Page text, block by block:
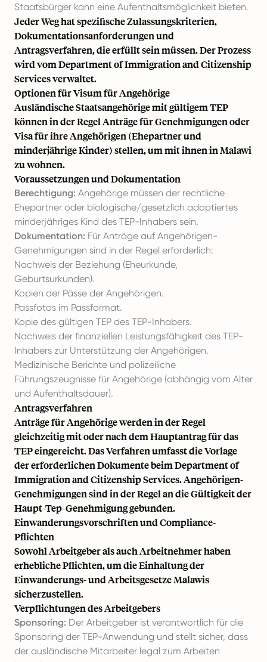
Staatsbürger kann eine Aufenthaltsmöglichkeit bieten.
Jeder Weg hat spezifische Zulassungskriterien,
Dokumentationsanforderungen und
Antragsverfahren, die erfüllt sein müssen. Der Prozess
wird vom Department of Immigration and Citizenship
Services verwaltet.
Optionen für Visum für Angehörige
Ausländische Staatsangehörige mit gültigem TEP
können in der Regel Anträge für Genehmigungen oder
Visa für ihre Angehörigen (Ehepartner und
minderjährige Kinder) stellen, um mit ihnen in Malawi
zu wohnen.
Voraussetzungen und Dokumentation
Berechtigung: Angehörige müssen der rechtliche
Ehepartner oder biologische/gesetzlich adoptiertes
minderjähriges Kind des TEP-Inhabers sein.
Dokumentation: Für Anträge auf Angehörigen-
Genehmigungen sind in der Regel erforderlich:
Nachweis der Beziehung (Eheurkunde,
Geburtsurkunden).
Kopien der Pässe der Angehörigen.
Passfotos im Passformat.
Kopie des gültigen TEP des TEP-Inhabers.
Nachweis der finanziellen Leistungsfähigkeit des TEP-
Inhabers zur Unterstützung der Angehörigen.
Medizinische Berichte und polizeiliche
Führungszeugnisse für Angehörige (abhängig vom Alter
und Aufenthaltsdauer).
Antragsverfahren
Anträge für Angehörige werden in der Regel
gleichzeitig mit oder nach dem Hauptantrag für das
TEP eingereicht. Das Verfahren umfasst die Vorlage
der erforderlichen Dokumente beim Department of
Immigration and Citizenship Services. Angehörigen-
Genehmigungen sind in der Regel an die Gültigkeit der
Haupt-Tep-Genehmigung gebunden.
Einwanderungsvorschriften und Compliance-
Pflichten
Sowohl Arbeitgeber als auch Arbeitnehmer haben
erhebliche Pflichten, um die Einhaltung der
Einwanderungs- und Arbeitsgesetze Malawis
sicherzustellen.
Verpflichtungen des Arbeitgebers
Sponsoring: Der Arbeitgeber ist verantwortlich für die
Sponsoring der TEP-Anwendung und stellt sicher, dass
der ausländische Mitarbeiter legal zum Arbeiten